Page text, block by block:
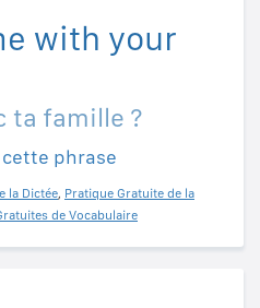
with your
ta famille ?
phrase
la Dictée, Pratique Gratuite de la
de Vocabulaire